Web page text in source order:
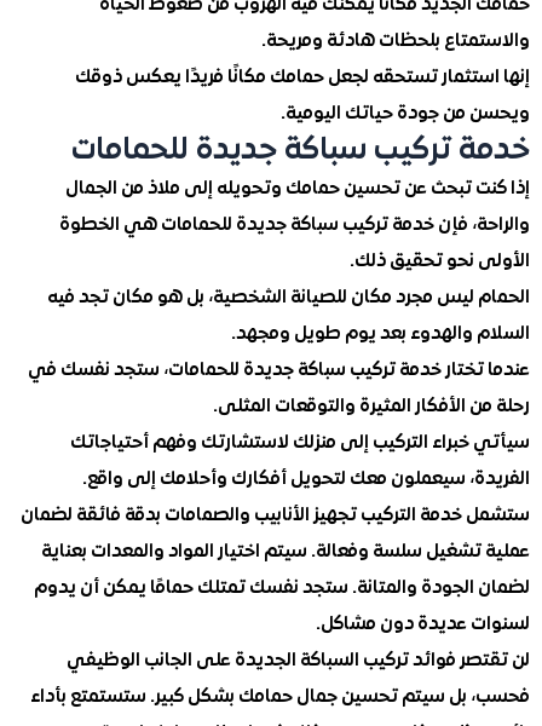
بلحظات هادئة ومريحة.
تستحقه لجعل حمامك مكانًا فريدًا يعكس ذوقك
جودة حياتك اليومية.
تركيب سباكة جديدة للحمامات
تبحث عن تحسين حمامك وتحويله إلى ملاذ من الجمال
فإن خدمة تركيب سباكة جديدة للحمامات هي الخطوة
نحو تحقيق ذلك.
ليس مجرد مكان للصيانة الشخصية، بل هو مكان تجد فيه
والهدوء بعد يوم طويل ومجهد.
خدمة تركيب سباكة جديدة للحمامات، ستجد نفسك في
الأفكار المثيرة والتوقعات المثلى.
التركيب إلى منزلك لاستشارتك وفهم أحتياجاتك
سيعملون معك لتحويل أفكارك وأحلامك إلى واقع.
التركيب تجهيز الأنابيب والصمامات بدقة فائقة لضمان
سلسة وفعالة. سيتم اختيار المواد والمعدات بعناية
والمتانة. ستجد نفسك تمتلك حمامًا يمكن أن يدوم
عديدة دون مشاكل.
فوائد تركيب السباكة الجديدة على الجانب الوظيفي
بل سيتم تحسين جمال حمامك بشكل كبير. ستستمتع بأداء